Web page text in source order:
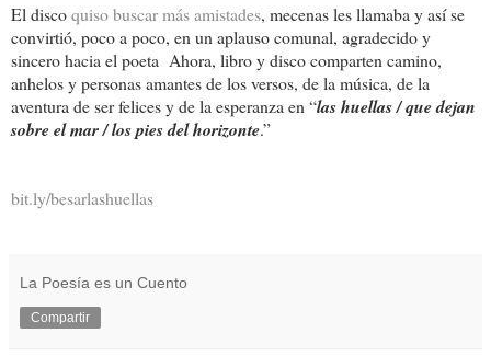
El discoquiso buscar más amistades, mecenas les llamaba y así se
convirtió, poco a poco, en un aplauso comunal, agradecido y
sincero hacia el poeta Ahora, libro y disco comparten camino,
anhelos y personas amantes de los versos, de la música, de la
aventura de ser felices y de la esperanza en “las huellas / que dejan
sobre el mar / los pies del horizonte.”
bit.ly/besarlashuellas
La Poesía es un Cuento
Compartir